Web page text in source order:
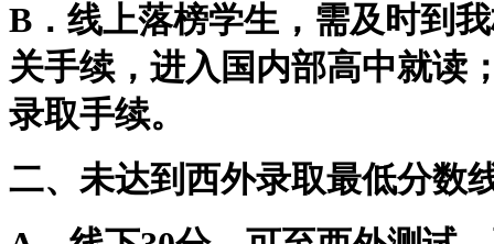
B ．线上落榜学生，需及时到
关手续，进入国内部高中就读
录取手续。
二、未达到西外录取最低分数